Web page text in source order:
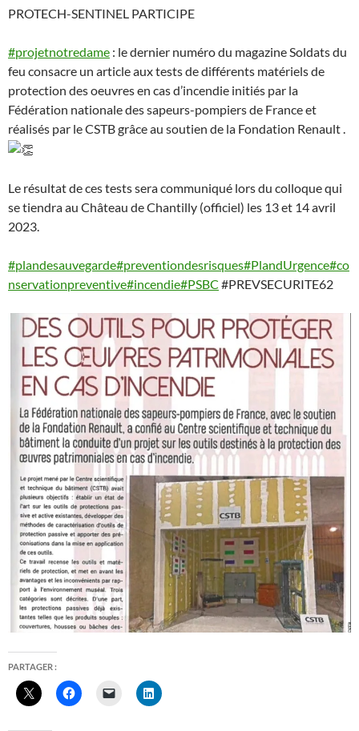
PROTECH-SENTINEL PARTICIPE
#projetnotredame : le dernier numéro du magazine Soldats du
feu consacre un article aux tests de différents matériels de
protection des oeuvres en cas d’incendie initiés par la
Fédération nationale des sapeurs-pompiers de France et
réalisés par le CSTB grâce au soutien de la Fondation Renault .
Le résultat de ces tests sera communiqué lors du colloque qui
se tiendra au Château de Chantilly (officiel) les 13 et 14 avril
2023.
#plandesauvegarde#preventiondesrisques#PlandUrgence#co
nservationpreventive#incendie#PSBC #PREVSECURITE62
PARTAGER :